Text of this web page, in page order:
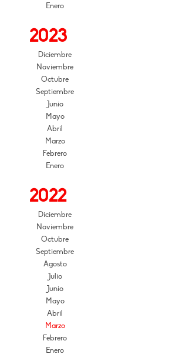
Enero
2023
Diciembre
Noviembre
Octubre
Septiembre
Junio
Mayo
Abril
Marzo
Febrero
Enero
2022
Diciembre
Noviembre
Octubre
Septiembre
Agosto
Julio
Junio
Mayo
Abril
Marzo
Febrero
Enero